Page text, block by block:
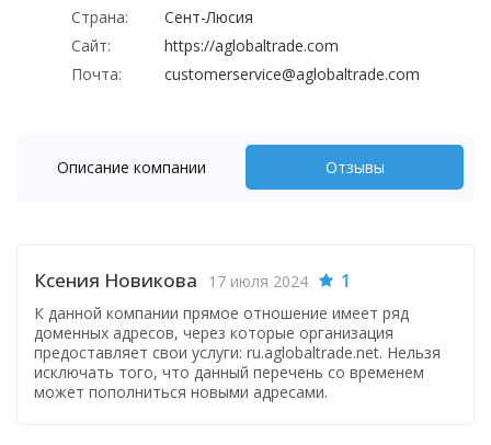
Страна:
Сент-Люсия
Сайт:
https://aglobaltrade.com
Почта:
customerservice@aglobaltrade.com
Описание компании Отзывы
Ксения Новикова 17 июля 2024 1
К данной компании прямое отношение имеет ряд
доменных адресов, через которые организация
предоставляет свои услуги: ru.aglobaltrade.net. Нельзя
исключать того, что данный перечень со временем
может пополниться новыми адресами.